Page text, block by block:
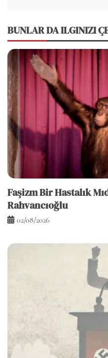
BUNLAR DA ILGINIZI
Faşizm Bir Hastalık
Rahvancıoğlu
02/08/2026